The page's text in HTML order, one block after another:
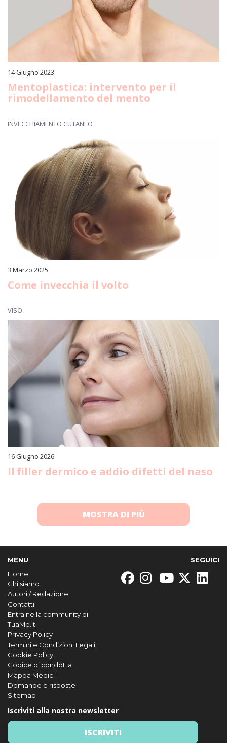
14 Giugno 2023
Mentoplastica: intervento per il
rimodellamento del mento
INVECCHIAMENTO CUTANEO
3 Marzo 2025
Come invecchia il volto
VISO
16 Giugno 2026
Il filler dermico e addio difetti del naso
MOSTRA DI PIÙ
MENU
Home
Chi siamo
Autori / Redazione
Contatti
Entra nella community di
TuaMe.it
Privacy Policy
Termini e Condizioni Legali
Cookie Policy
Codice di condotta
Mappa Medici
Domande e risposte
Sitemap
SEGUICI
Iscriviti alla nostra newsletter
ISCRIVITI